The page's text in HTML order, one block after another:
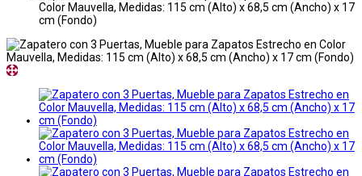
Color Mauvella, Medidas: 115 cm (Alto) x 68,5 cm (Ancho) x 17
cm (Fondo)